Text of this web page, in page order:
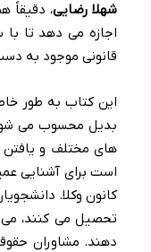
شهلا رضایی، دقیقاً
اجازه می دهد تا
قانونی موجود به
این کتاب به طور
بدیل محسوب می
های مختلف و یافتن
است برای آشنایی
کانون وکلا.
تحصیل می کنند، می
دهند. مشاوران